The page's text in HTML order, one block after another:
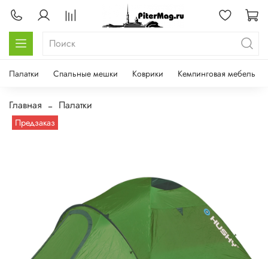
Палатки Спальные мешки Коврики Кемпинговая мебель
Главная Палатки
Предзаказ